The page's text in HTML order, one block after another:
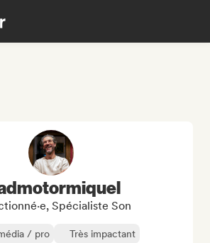
Spécialiste Son
/ pro Très impactant